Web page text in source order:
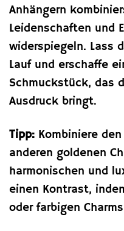
Anhängern
Leidenschaften und
widerspiegeln. Lass
Lauf und erschaffe
Schmuckstück, das
Ausdruck bringt.
Tipp: Kombiniere
anderen goldenen
harmonischen und
einen Kontrast,
oder farbigen